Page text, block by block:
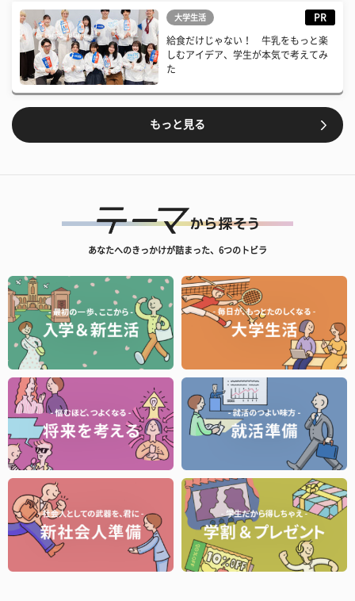
大学生活 PR
給食だけじゃない！ 牛乳をもっと楽
しむアイデア、学生が本気で考えてみ
た
もっと見る
あなたへのきっかけが詰まった、6つのトビラ